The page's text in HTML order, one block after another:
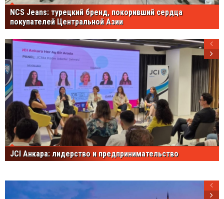
NCS Jeans: турецкий бренд, покоривший сердца
покупателей Центральной Азии
JCI Анкара: лидерство и предпринимательство